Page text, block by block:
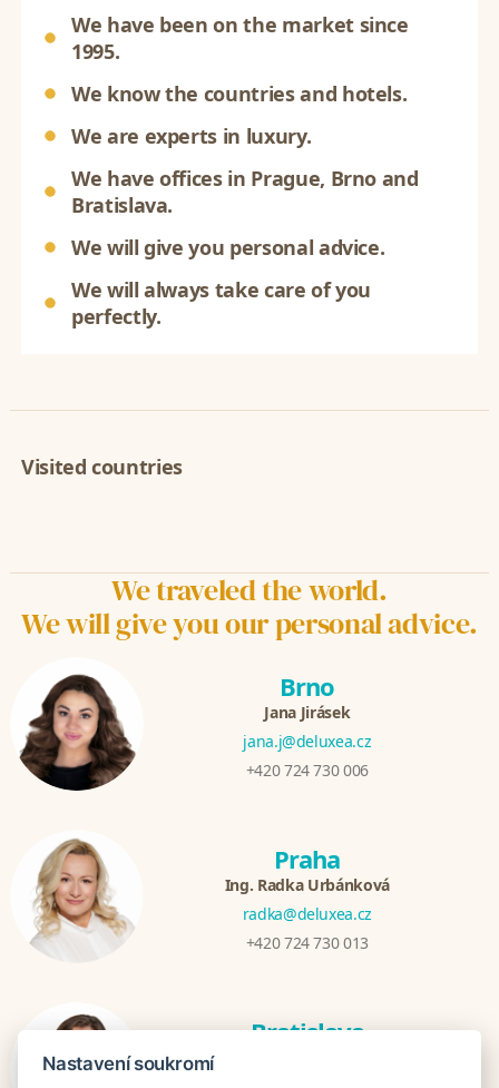
We have been on the market since
1995.
We know the countries and hotels.
We are experts in luxury.
We have offices in Prague, Brno and
Bratislava.
We will give you personal advice.
We will always take care of you
perfectly.
Visited countries
We traveled the world.
We will give you our personal advice.
Brno
Jana Jirásek
jana.j@deluxea.cz
+420 724 730 006
Praha
Ing. Radka Urbánková
radka@deluxea.cz
+420 724 730 013
Bratislava
Nastavení soukromí